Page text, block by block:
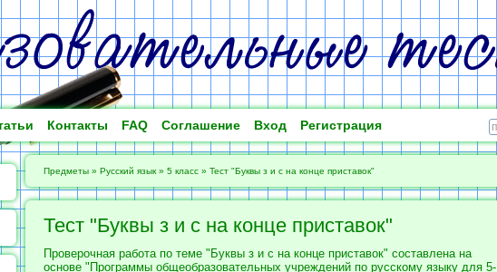
Контакты FAQ Соглашение Вход Регистрация
Предметы » Русский язык » 5 класс » Тест "Буквы з и с на конце приставок"
Тест "Буквы з и с на конце приставок"
Проверочная работа по теме "Буквы з и с на конце приставок" составлена на
основе "Программы общеобразовательных учреждений по русскому языку для 5-